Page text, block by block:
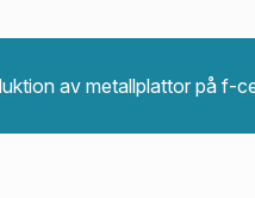
av metallplattor på f-